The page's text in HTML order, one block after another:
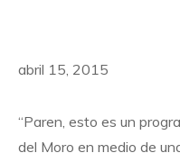
abril 15, 2015
“Paren, esto es un
del Moro en medio de